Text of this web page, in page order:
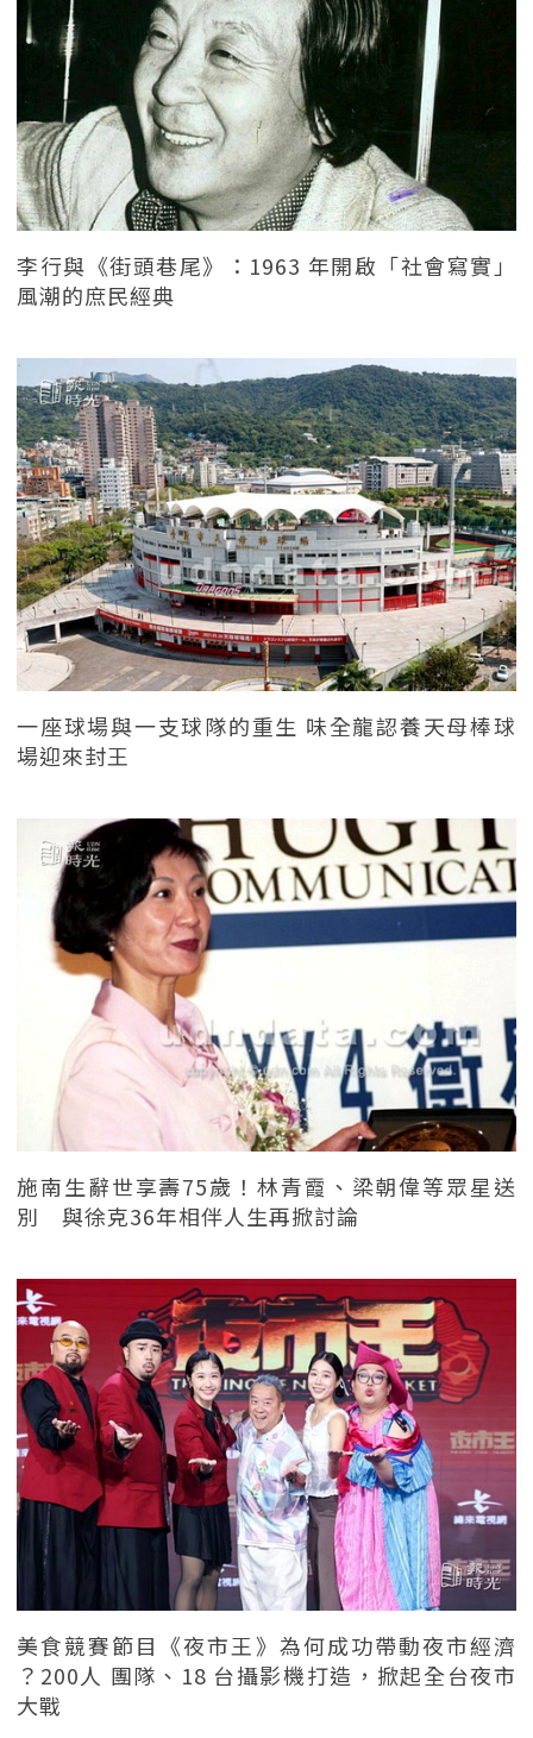
李行與《街頭巷尾》：1963 年開啟「社會寫實」
風潮的庶民經典
一座球場與一支球隊的重生 味全龍認養天母棒球
場迎來封王
施南生辭世享壽75歲！林青霞、梁朝偉等眾星送
別 與徐克36年相伴人生再掀討論
美食競賽節目《夜市王》為何成功帶動夜市經濟
？200人 團隊、18 台攝影機打造，掀起全台夜市
大戰